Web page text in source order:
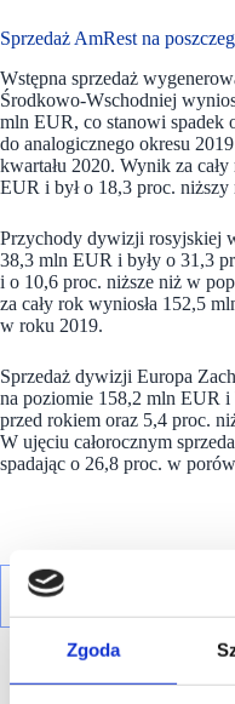
Zgoda
Sprzedaż AmRest na
Wstępna sprzedaż
Środkowo-Wschodniej
mln EUR, co stanowi spadek
do analogicznego okresu
kwartału 2020. Wynik za
EUR i był o 18,3 proc. niższy
Przychody dywizji rosyjskiej
38,3 mln EUR i były o 31,3
i o 10,6 proc. niższe niż w
za cały rok wyniosła 152,5
w roku 2019.
Sprzedaż dywizji Europa
na poziomie 158,2 mln EUR i
przed rokiem oraz 5,4 proc.
W ujęciu całorocznym
spadając o 26,8 proc. w